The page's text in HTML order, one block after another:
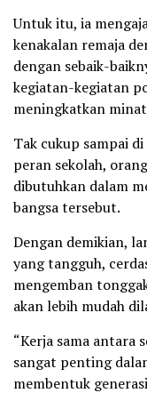
Untuk itu, ia
kenakalan remaja
dengan sebaik-
kegiatan-kegiatan
meningkatkan
Tak cukup sampai
peran sekolah,
dibutuhkan dalam
bangsa tersebut.
Dengan demikian,
yang tangguh,
mengemban
akan lebih mudah
“Kerja sama antara
sangat penting
membentuk